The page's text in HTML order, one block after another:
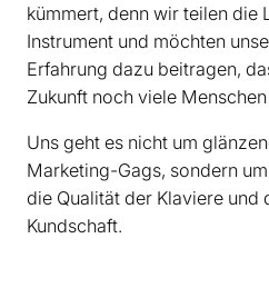
kümmert, denn wir teilen die
Instrument und möchten
Erfahrung dazu beitragen,
Zukunft noch viele
Uns geht es nicht um
Marketing-Gags, sondern
die Qualität der Klaviere und
Kundschaft.